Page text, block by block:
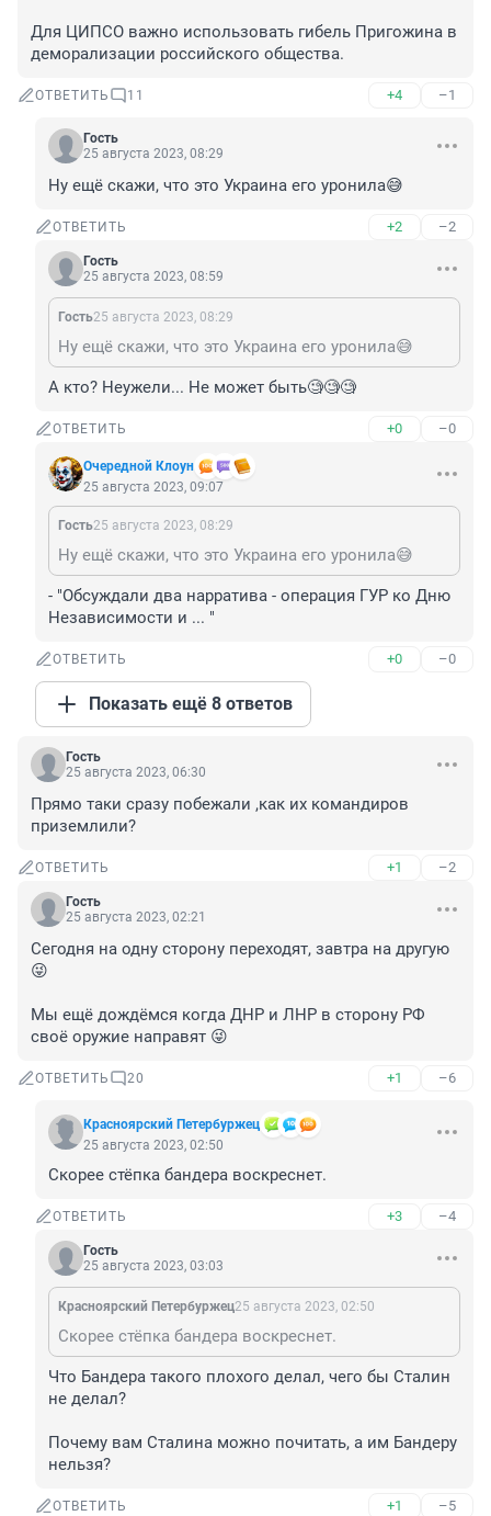
Для ЦИПСО важно использовать гибель Пригожина в
деморализации российского общества.
ОТВЕТИТЬ 11 +4 –1
Гость
25 августа 2023, 08:29
Ну ещё скажи, что это Украина его уронила😅
ОТВЕТИТЬ +2 –2
Гость
25 августа 2023, 08:59
Гость25 августа 2023, 08:29
Ну ещё скажи, что это Украина его уронила😅
А кто? Неужели... Не может быть🧐🧐🧐
ОТВЕТИТЬ +0 –0
Очередной Клоун
25 августа 2023, 09:07
Гость25 августа 2023, 08:29
Ну ещё скажи, что это Украина его уронила😅
- "Обсуждали два нарратива - операция ГУР ко Дню
Независимости и ... "
ОТВЕТИТЬ +0 –0
Показать ещё 8 ответов
Гость
25 августа 2023, 06:30
Прямо таки сразу побежали ,как их командиров
приземлили?
ОТВЕТИТЬ +1 –2
Гость
25 августа 2023, 02:21
Сегодня на одну сторону переходят, завтра на другую
😜
Мы ещё дождёмся когда ДНР и ЛНР в сторону РФ
своё оружие направят 😜
ОТВЕТИТЬ 20 +1 –6
Красноярский Петербуржец
25 августа 2023, 02:50
Скорее стёпка бандера воскреснет.
ОТВЕТИТЬ +3 –4
Гость
25 августа 2023, 03:03
Красноярский Петербуржец25 августа 2023, 02:50
Скорее стёпка бандера воскреснет.
Что Бандера такого плохого делал, чего бы Сталин
не делал?
Почему вам Сталина можно почитать, а им Бандеру
нельзя?
ОТВЕТИТЬ +1 –5